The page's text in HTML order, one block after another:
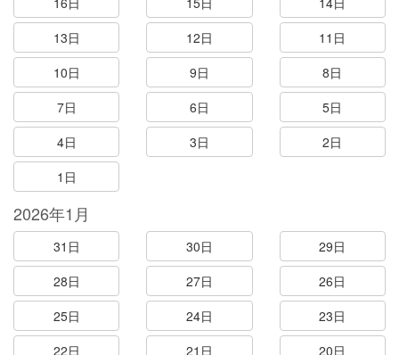
13日
12日
11日
10日
9日
8日
7日
6日
5日
4日
3日
2日
1日
2026年1月
31日 30日
29日
28日
27日
26日
25日
24日
23日
22日
21日 20日